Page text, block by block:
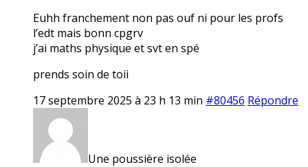
Euhh franchement non pas ouf ni pour les profs
l’edt mais bonn cpgrv
j’ai maths physique et svt en spé
prends soin de toii
17 septembre 2025 à 23 h 13 min #80456 Répondre
Une poussière isolée